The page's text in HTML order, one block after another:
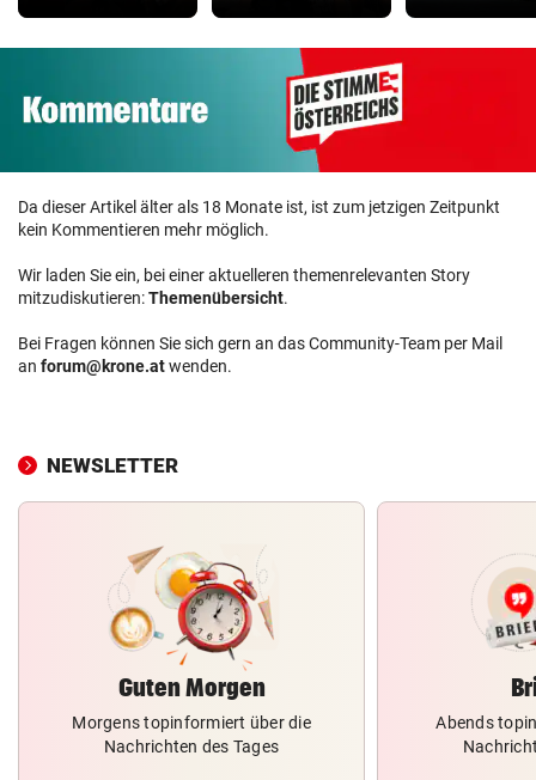
Da dieser Artikel älter als 18 Monate ist, ist zum jetzigen Zeitpunkt
kein Kommentieren mehr möglich.
Wir laden Sie ein, bei einer aktuelleren themenrelevanten Story
mitzudiskutieren:Themenübersicht.
Bei Fragen können Sie sich gern an das Community-Team per Mail
an forum@krone.atwenden.
NEWSLETTER
Guten Morgen
Morgens topinformiert über die
Nachrichten des Tages
Abends